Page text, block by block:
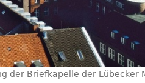
der Briefkapelle der Lübecker